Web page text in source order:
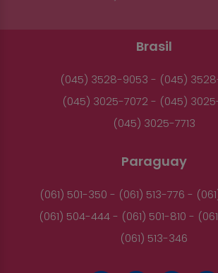
Brasil
(045) 3528-9053 - (045)
(045) 3025-7072 - (045)
(045) 3025-7713
Paraguay
(061) 501-350 - (061) 513-776 -
(061) 504-444 - (061) 501-810 -
(061) 513-346